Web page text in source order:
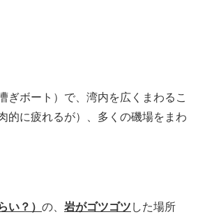
ぎボート）で、湾内を広くまわるこ
的に疲れるが）、多くの磯場をまわ
い？） の、 岩がゴツゴツ した場所